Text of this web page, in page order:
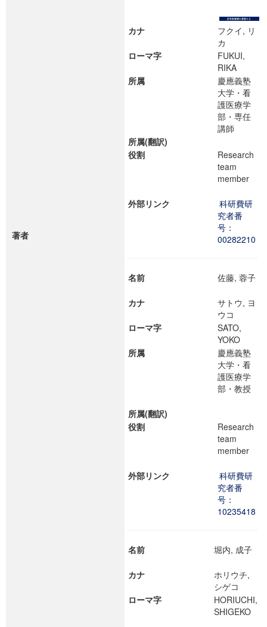
著者
カナ
フクイ, リ
カ
ローマ字
FUKUI,
RIKA
所属
慶應義塾
大学・看
護医療学
部・専任
講師
所属(翻訳)
役割
Research
team
member
外部リンク
科研費研
究者番
号：
00282210
名前 佐藤, 蓉子
カナ
サトウ, ヨ
ウコ
ローマ字
SATO,
YOKO
所属
慶應義塾
大学・看
護医療学
部・教授
所属(翻訳)
役割
Research
team
member
外部リンク
科研費研
究者番
号：
10235418
名前 堀内, 成子
カナ
ホリウチ,
シゲコ
ローマ字
HORIUCHI,
SHIGEKO